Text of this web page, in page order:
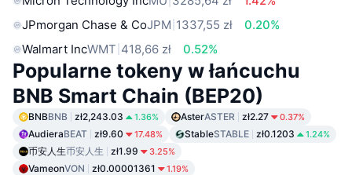
JPmorgan Chase & CoJPM 1337,55 zł
0.20%
Walmart IncWMT 418,66 zł 0.52%
Popularne tokeny w łańcuchu
BNB Smart Chain (BEP20)
BNBBNB zł2,243.03 1.36% AsterASTER zł2.27 0.37%
AudieraBEAT zł9.60 17.48% StableSTABLE zł0.1203 1.24%
币安人生币安人生 zł1.99 3.25%
VameonVON zł0.00001361 1.19%